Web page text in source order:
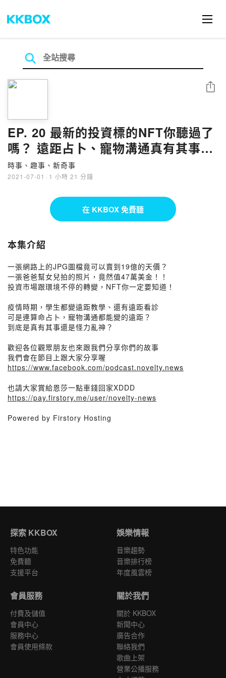
EP. 20 最新的投資標的NFT你聽過了
嗎？ 遠距占卜、寵物溝通真有其事還
是怪力亂神？
時事、趣事、新奇事
2021-07-01 · 1 小時 21 分鐘
分享
在 KKBOX 免費聽
本集介紹
一張網路上的JPG圖檔竟可以賣到19億的天價？
一張爸爸幫女兒拍的照片，竟然值47萬美金！！
投資市場跟環境不停的轉變，NFT你一定要知道！
疫情時期，學生都變遠距教學、還有遠距看診
可是連算命占卜，寵物溝通都能變的遠距？
到底是真有其事還是怪力亂神？
歡迎各位觀眾朋友也來跟我們分享你們的故事
我們會在節目上跟大家分享喔
https://www.facebook.com/podcast.novelty.news
也請大家賞給恩莎一點車錢回家XDDD
https://pay.firstory.me/user/novelty-news
Powered by Firstory Hosting
探索 KKBOX
特色功能
免費聽
支援平台
娛樂情報
音樂趨勢
音樂排行榜
年度風雲榜
會員服務
付費及儲值
會員中心
服務中心
會員使用條款
關於我們
關於 KKBOX
新聞中心
廣告合作
聯絡我們
歌曲上架
營業公播服務